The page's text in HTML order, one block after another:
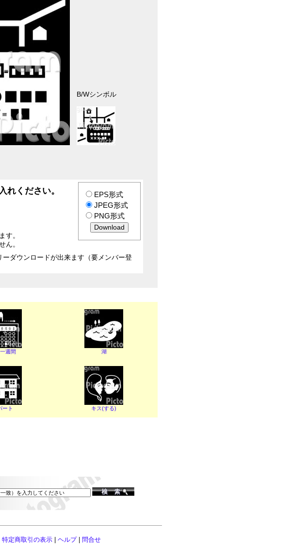
B/Wシンボル
EPS形式
JPEG形式
PNG形式
れください。
す。
ん。
ーダウンロードが出来ます（要メンバー登
週間
湖
ート
キス(する)
特定商取引の表示 ヘルプ| 問合せ